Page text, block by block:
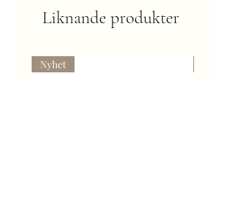
Liknande produkter
Nyhet